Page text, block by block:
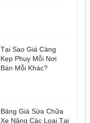
Tại Sao Giá Càng
Kẹp Phuy Mỗi Nơi
Bán Mỗi Khác?
Bảng Giá Sửa Chữa
Xe Nâng Các Loại Tại